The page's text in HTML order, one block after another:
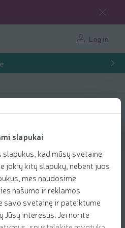
slapukai
kad mūsų svetainė
jokių kitų slapukų, nebent juos
mes naudosime
našumo ir reklamos
savo svetainę ir pateiktume
interesus. Jei norite
Log in
products
Show products
LUMINARC ZELIE 25cm
€ per pcs.
per unit: 1,49 €/pcs.
€/pcs.
cart